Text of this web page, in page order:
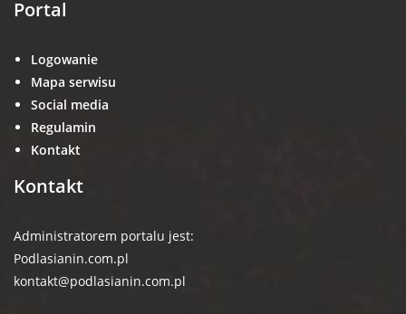
Portal
Logowanie
Mapa serwisu
Social media
Regulamin
Kontakt
Kontakt
Administratorem portalu jest:
Podlasianin.com.pl
kontakt@podlasianin.com.pl